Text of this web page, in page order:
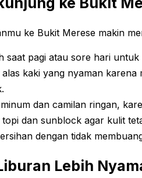
ke Bukit Merese makin
saat pagi atau sore hari
kaki yang nyaman
dan camilan ringan,
dan sunblock agar kulit
dengan tidak
Lebih